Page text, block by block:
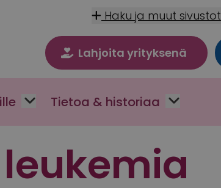
Haku ja muut sivustot
Lahjoita yrityksenä
Tietoa & historiaa